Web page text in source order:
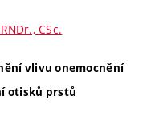
CSc.
vlivu onemocnění
otisků prstů